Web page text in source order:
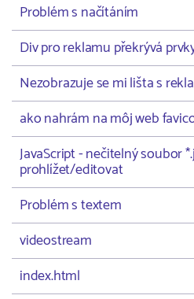
Problém s načítáním
Div pro reklamu překrývá
Nezobrazuje se mi lišta s
ako nahrám na môj web
JavaScript - nečitelný soubor
prohlížet/editovat
Problém s textem
videostream
index.html